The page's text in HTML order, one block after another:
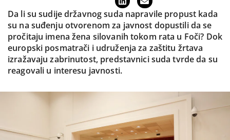
Da li su sudije državnog suda napravile propust kada
su na suđenju otvorenom za javnost dopustili da se
pročitaju imena žena silovanih tokom rata u Foči? Dok
europski posmatrači i udruženja za zaštitu žrtava
izražavaju zabrinutost, predstavnici suda tvrde da su
reagovali u interesu javnosti.